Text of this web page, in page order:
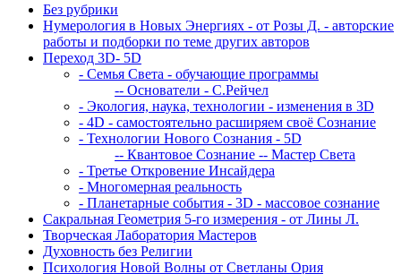
Без рубрики
Нумерология в Новых Энергиях - от Розы Д. - авторские
работы и подборки по теме других авторов
Переход 3D- 5D
- Семья Света - обучающие программы
-- Основатели - С.Рейчел
- Экология, наука, технологии - изменения в 3D
- 4D - самостоятельно расширяем своё Сознание
- Технологии Нового Сознания - 5D
-- Квантовое Сознание -- Мастер Света
- Третье Откровение Инсайдера
- Многомерная реальность
- Планетарные события - 3D - массовое сознание
Сакральная Геометрия 5-го измерения - от Лины Л.
Творческая Лаборатория Мастеров
Духовность без Религии
Психология Новой Волны от Светланы Ория